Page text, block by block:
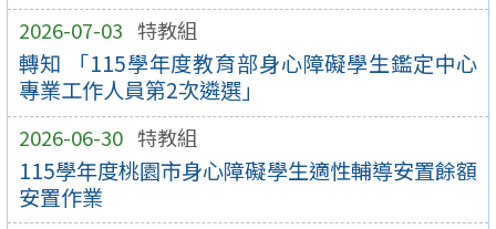
2026-07-03 特教組
轉知 「115學年度教育部身心障礙學生鑑定中心
專業工作人員第2次遴選」
2026-06-30 特教組
115學年度桃園市身心障礙學生適性輔導安置餘額
安置作業